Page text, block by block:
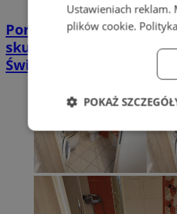
Poradnia leczenia ran
skuteczna terapia
Świętochłowice
Ustawieniach reklam.
plików cookie.
POKAŻ
Niezbędne